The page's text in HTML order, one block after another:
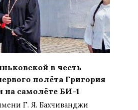
в честь
полёта Григория
на самолёте БИ-1
Г. Я. Бахчиванджи